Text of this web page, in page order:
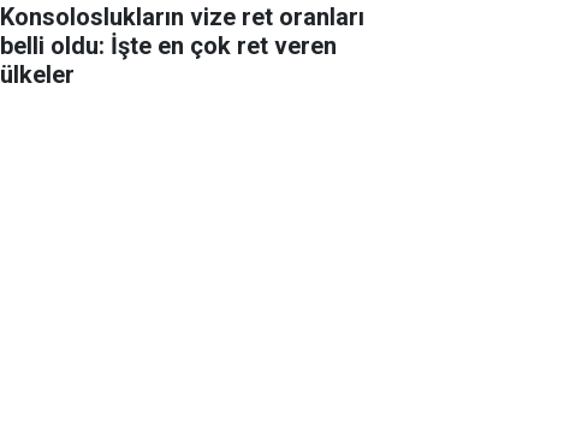
Konsoloslukların vize ret oranları
belli oldu: İşte en çok ret veren
ülkeler